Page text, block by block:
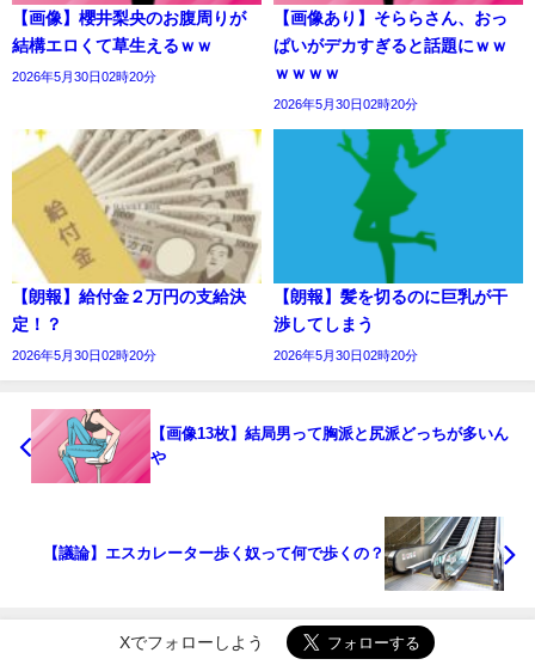
【画像】櫻井梨央のお腹周りが
結構エロくて草生えるｗｗ
2026年5月30日02時20分
【画像あり】そららさん、おっ
ぱいがデカすぎると話題にｗｗ
ｗｗｗｗ
2026年5月30日02時20分
【朗報】給付金２万円の支給決
定！？
2026年5月30日02時20分
【朗報】髪を切るのに巨乳が干
渉してしまう
2026年5月30日02時20分
【画像13枚】結局男って胸派と尻派どっちが多いん
や
【議論】エスカレーター歩く奴って何で歩くの？
Xでフォローしよう